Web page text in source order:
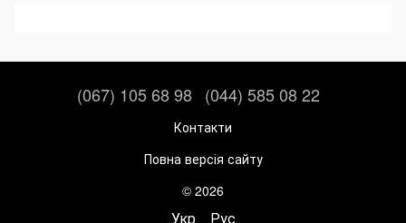
(067) 105 68 98 (044) 585 08 22
Контакти
Повна версія сайту
© 2026
Укр Рус